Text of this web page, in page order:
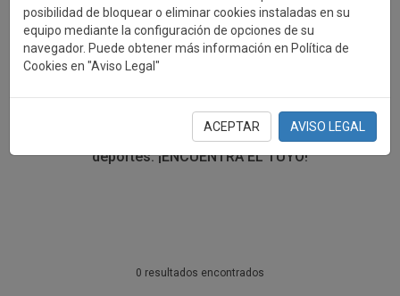
posibilidad de bloquear o eliminar cookies instaladas en su
equipo mediante la configuración de opciones de su
navegador. Puede obtener más información en Política de
Cookies en "Aviso Legal"
ACEPTAR AVISO LEGAL
TROFEOS DEPORTIVOS SURF
En esta sección encontrarás una gran variedad de
filtros por deporte, material y precio del trofeo.
Trofeos deportivos para todos los
deportes. ¡ENCUENTRA EL TUYO!
0 resultados encontrados